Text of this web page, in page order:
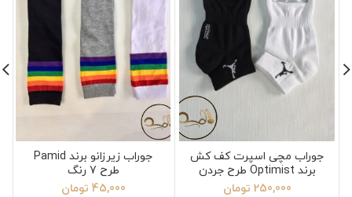
جوراب مچی اسپرت کف کش
برند Optimist طرح جردن
250,000 تومان
جوراب زیرزانو برند Pamid
طرح 7 رنگ
45,000 تومان